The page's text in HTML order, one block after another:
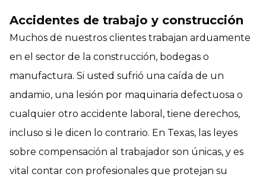
Accidentes de trabajo y construcción
Muchos de nuestros clientes trabajan arduamente
en el sector de la construcción, bodegas o
manufactura. Si usted sufrió una caída de un
andamio, una lesión por maquinaria defectuosa o
cualquier otro accidente laboral, tiene derechos,
incluso si le dicen lo contrario. En Texas, las leyes
sobre compensación al trabajador son únicas, y es
vital contar con profesionales que protejan su